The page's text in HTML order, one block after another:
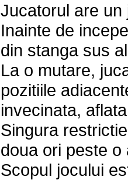
Jucatorul are
Inainte de
din stanga sus
La o mutare,
pozitiile
invecinata,
Singura
doua ori peste o
Scopul jocului